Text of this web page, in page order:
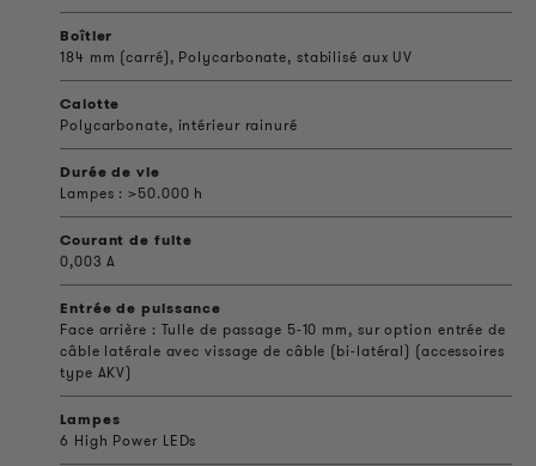
Boîtier
184 mm (carré), Polycarbonate, stabilisé aux UV
Calotte
Polycarbonate, intérieur rainuré
Durée de vie
Lampes : >50.000 h
Courant de fuite
0,003 A
Entrée de puissance
Face arrière : Tulle de passage 5-10 mm, sur option entrée de
câble latérale avec vissage de câble (bi-latéral) (accessoires
type AKV)
Lampes
6 High Power LEDs